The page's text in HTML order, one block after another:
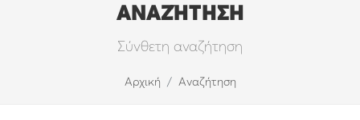
ΑΝΑΖΉΤΗΣΗ
Σύνθετη αναζήτηση
Αρχική Αναζήτηση